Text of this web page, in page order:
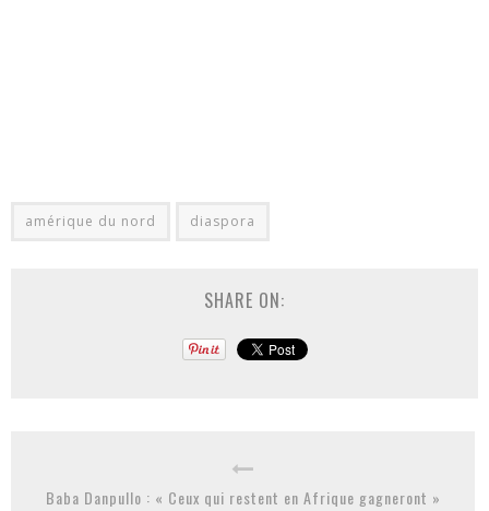
amérique du nord diaspora
SHARE ON:
Baba Danpullo : « Ceux qui restent en Afrique gagneront »